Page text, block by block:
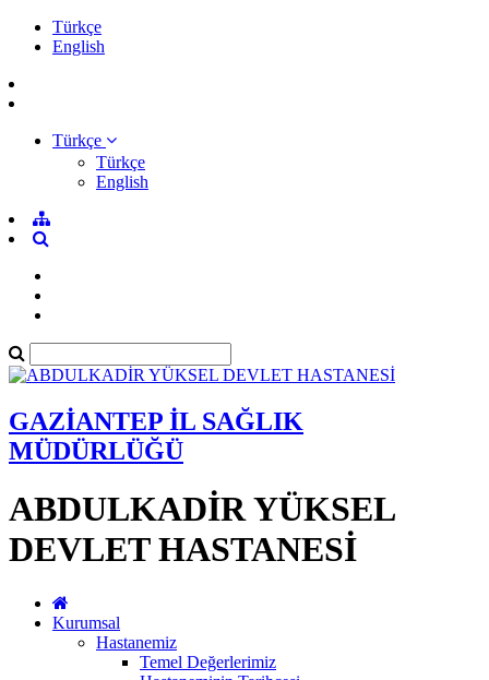
Türkçe
English
Türkçe
Türkçe
English
GAZİANTEP İL SAĞLIK
MÜDÜRLÜĞÜ
ABDULKADİR YÜKSEL
DEVLET HASTANESİ
Kurumsal
Hastanemiz
Temel Değerlerimiz